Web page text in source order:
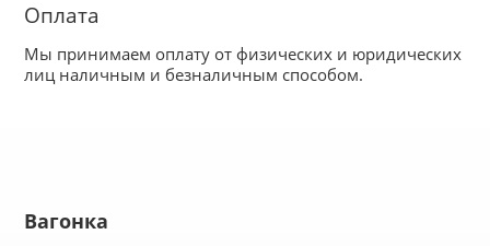
О магазине
Оплата
Мы принимаем оплату от физических и юридических
лиц наличным и безналичным способом.
Вагонка